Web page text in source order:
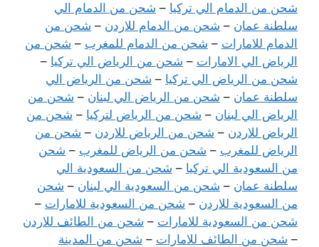
شحن من الدمام الي تركيا – شحن من الدمام الي
سلطنة عمان – شحن من الدمام للاردن – شحن من
الدمام للامارات – شحن من الدمام للمغرب – شحن من
الرياض الي الامارات – شحن من الرياض الي تركيا –
شحن من الرياض الي تركيا – شحن من الرياض الي
سلطنة عمان – شحن من الرياض الي لبنان – شحن من
الرياض الي لبنان – شحن من الرياض لتركيا – شحن من
الرياض للاردن – شحن من الرياض للاردن – شحن من
الرياض للمغرب – شحن من الرياض للمغرب – شحن
من السعودية الي تركيا – شحن من السعودية الي
سلطنة عمان – شحن من السعودية الي لبنان – شحن
من السعودية للاردن – شحن من السعودية للامارات –
شحن من السعودية للامارات – شحن من الطائف للاردن
– شحن من الطائف للامارات – شحن من المدينة